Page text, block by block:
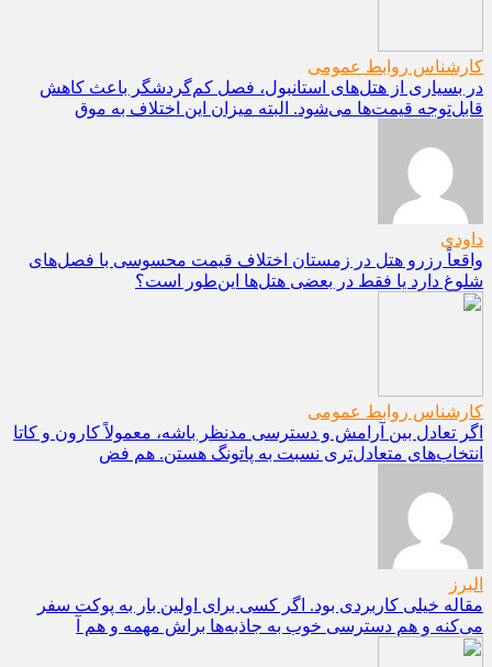
کارشناس روابط عمومی
در بسیاری از هتل‌های استانبول، فصل کم‌گردشگر باعث کاهش
قابل‌توجه قیمت‌ها می‌شود. البته میزان این اختلاف به موق
داودی
واقعاً رزرو هتل در زمستان اختلاف قیمت محسوسی با فصل‌های
شلوغ دارد یا فقط در بعضی هتل‌ها این‌طور است؟
کارشناس روابط عمومی
اگر تعادل بین آرامش و دسترسی مدنظر باشه، معمولاً کارون و کاتا
انتخاب‌های متعادل‌تری نسبت به پاتونگ هستن. هم فض
البرز
مقاله خیلی کاربردی بود. اگر کسی برای اولین بار به پوکت سفر
می‌کنه و هم دسترسی خوب به جاذبه‌ها براش مهمه و هم آ